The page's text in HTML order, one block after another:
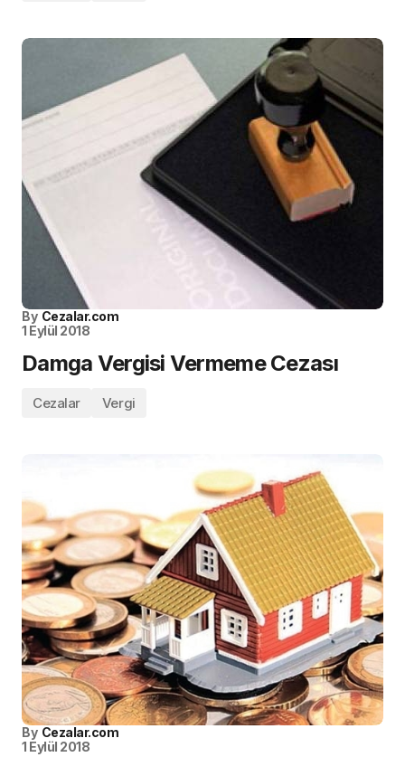
By Cezalar.com
1 Eylül 2018
Damga Vergisi Vermeme Cezası
Cezalar Vergi
By Cezalar.com
1 Eylül 2018